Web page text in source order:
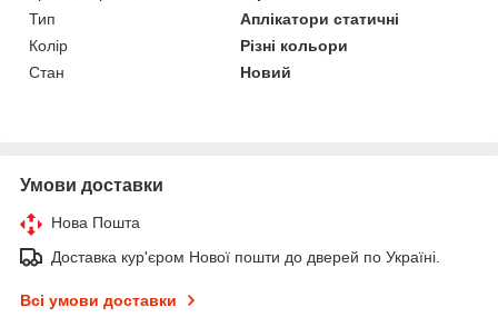
Тип
Аплікатори статичні
Колір
Різні кольори
Стан
Новий
Умови доставки
Нова Пошта
Доставка кур'єром Нової пошти до дверей по Україні.
Всі умови доставки